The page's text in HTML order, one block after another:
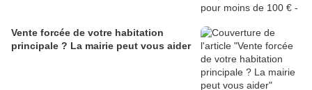
Vente forcée de votre habitation
principale ? La mairie peut vous aider